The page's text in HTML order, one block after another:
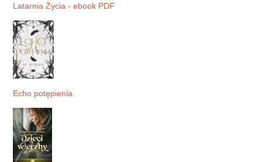
Latarnia Życia - ebook PDF
Echo potępienia